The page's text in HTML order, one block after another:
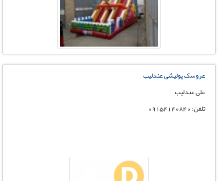
عروسک پولیشی عندلیب
علی عندلیب
تلفن: 09154140840